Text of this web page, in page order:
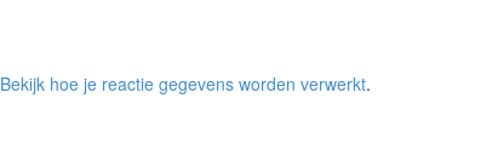
Bekijk hoe je reactie gegevens worden verwerkt.